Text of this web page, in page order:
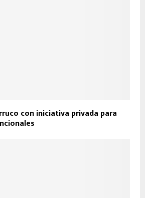
con iniciativa privada para